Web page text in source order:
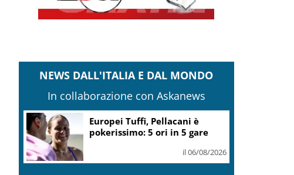
NEWS DALL'ITALIA E DAL MONDO
In collaborazione con Askanews
Europei Tuffi, Pellacani è
pokerissimo: 5 ori in 5 gare
il 06/08/2026